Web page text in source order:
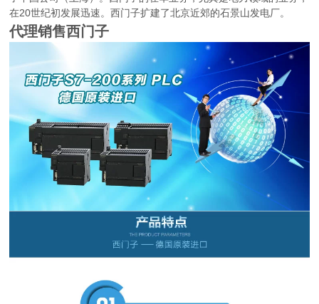
在20世纪初发展迅速。西门子扩建了北京近郊的石景山发电厂。
代理销售西门子